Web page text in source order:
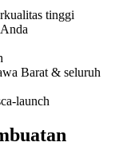
tinggi
Barat & seluruh
launch